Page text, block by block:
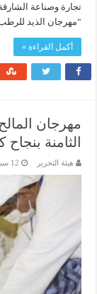
تجارة وصناعة
“مهرجان الذيد للرطب 2022″، وذلك خلال
أكمل القراءة »
مهرجان
الثامنة بنجاح
هيئة التحرير 12 سبتمبر، 2021